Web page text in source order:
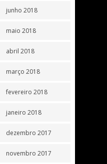
junho 2018
maio 2018
abril 2018
março 2018
fevereiro 2018
janeiro 2018
dezembro 2017
novembro 2017